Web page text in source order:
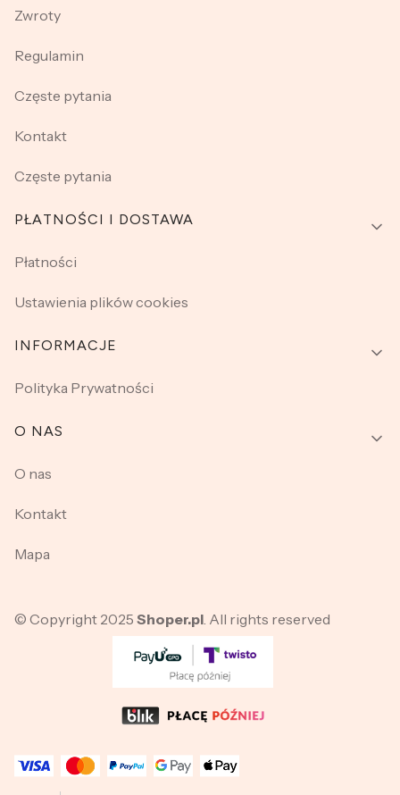
Zwroty
Regulamin
Częste pytania
Kontakt
Częste pytania
PŁATNOŚCI I DOSTAWA
Płatności
Ustawienia plików cookies
INFORMACJE
Polityka Prywatności
O NAS
O nas
Kontakt
Mapa
© Copyright 2025 Shoper.pl. All rights reserved